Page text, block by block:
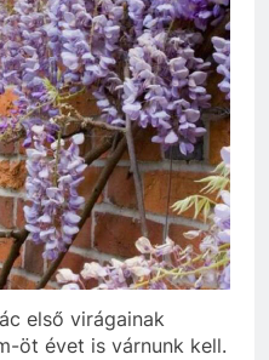
első virágainak
öt évet is várnunk kell.